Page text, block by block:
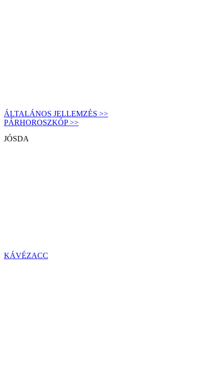
ÁLTALÁNOS JELLEMZÉS >>
PÁRHOROSZKÓP >>
JÓSDA
KÁVÉZACC